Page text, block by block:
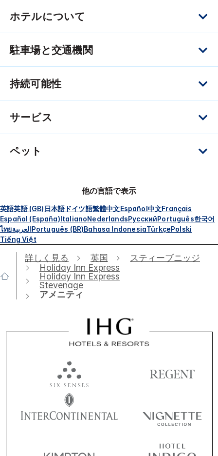
ホテルについて
駐車場と交通機関
持続可能性
サービス
ペット
他の言語で表示
英語英語 (GB) 日本語 ドイツ語繁體中文Español中文Français
Español (España)ItalianoNederlandsРусскийPortuguês한국어
ไทยالعربيةPortuguês (BR)Bahasa IndonesiaTürkçePolski
Tiếng Việt
詳しく見る 英国
スティーブニッジ
Holiday Inn Express
Holiday Inn Express
Stevenage
アメニティ